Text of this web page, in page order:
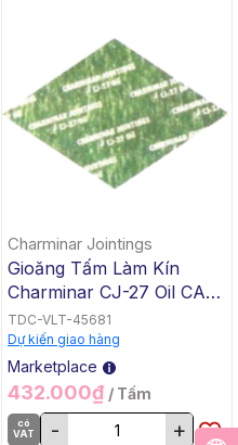
Charminar Jointings
Gioăng Tấm Làm Kín
Charminar CJ-27 Oil CAF
Oil Chịu Nhiệt Độ Cao,
Khổ 1270x1270mm, Dày
0.5-6.0mm
TDC-VLT-45681
Dự kiến giao hàng
Marketplace
432.000₫ / Tấm
có
VAT
- +